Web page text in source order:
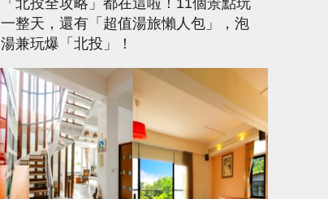
「北投全攻略」都在這啦！11個景點玩
一整天，還有「超值湯旅懶人包」，泡
湯兼玩爆「北投」！